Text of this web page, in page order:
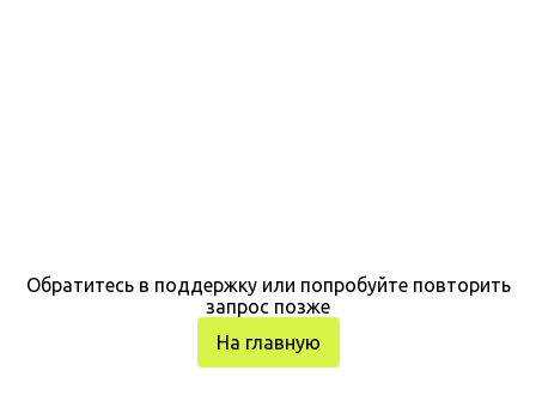
Обратитесь в поддержку или попробуйте повторить
запрос позже
На главную